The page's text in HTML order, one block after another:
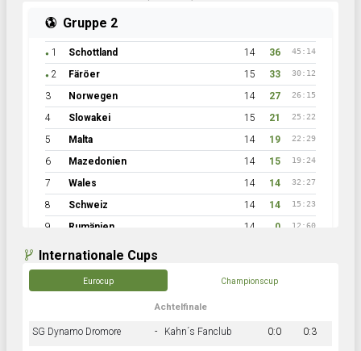
Gruppe 2
● 1 Schottland 14 36 45:14
● 2 Färöer 15 33 30:12
3 Norwegen 14 27 26:15
4 Slowakei 15 21 25:22
5 Malta 14 19 22:29
6 Mazedonien 14 15 19:24
7 Wales 14 14 32:27
8 Schweiz 14 14 15:23
9 Rumänien 14 0 12:60
Internationale Cups
Eurocup Championscup
Achtelfinale
SG Dynamo Dromore - Kahn´s Fanclub 0:0 0:3